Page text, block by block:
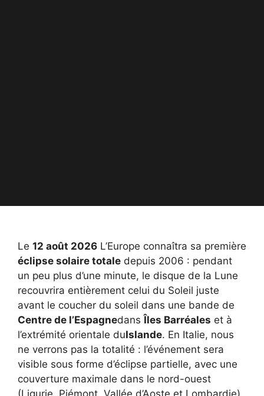
Le 12 août 2026 L’Europe connaîtra sa première
éclipse solaire totale depuis 2006 : pendant
un peu plus d’une minute, le disque de la Lune
recouvrira entièrement celui du Soleil juste
avant le coucher du soleil dans une bande de
Centre de l’EspagnedansÎles Barréales et à
l’extrémité orientale duIslande. En Italie, nous
ne verrons pas la totalité : l’événement sera
visible sous forme d’éclipse partielle, avec une
couverture maximale dans le nord-ouest
(Ligurie, Piémont, Vallée d’Aoste et Lombardie)